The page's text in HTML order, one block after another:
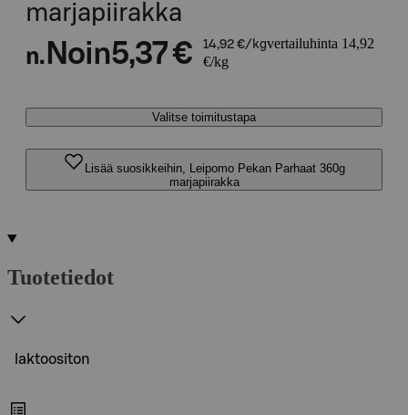
marjapiirakka
n. Noin5,37 € 14,92 €/kgvertailuhinta 14,92
€/kg
Valitse toimitustapa
Lisää suosikkeihin, Leipomo Pekan Parhaat 360g
marjapiirakka
Tuotetiedot
laktoositon